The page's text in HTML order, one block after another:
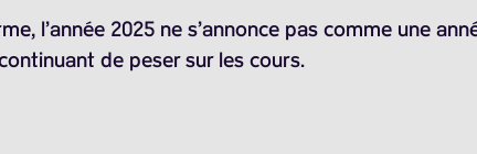
l’année 2025 ne s’annonce pas comme une
de peser sur les cours.